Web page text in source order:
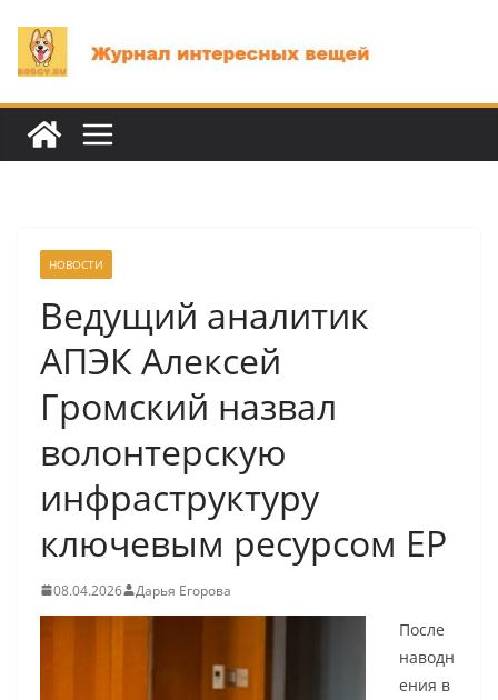
содержимому
НОВОСТИ
Ведущий аналитик
АПЭК Алексей
Громский назвал
волонтерскую
инфраструктуру
ключевым ресурсом ЕР
08.04.2026 Дарья Егорова
После
наводн
ения в